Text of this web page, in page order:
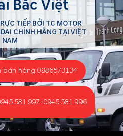
Bắc Việt
TIẾP BỞI TC MOTOR
CHÍNH HÃNG TẠI VIỆT
NAM
bán hàng:0986573134
-0945.581.996